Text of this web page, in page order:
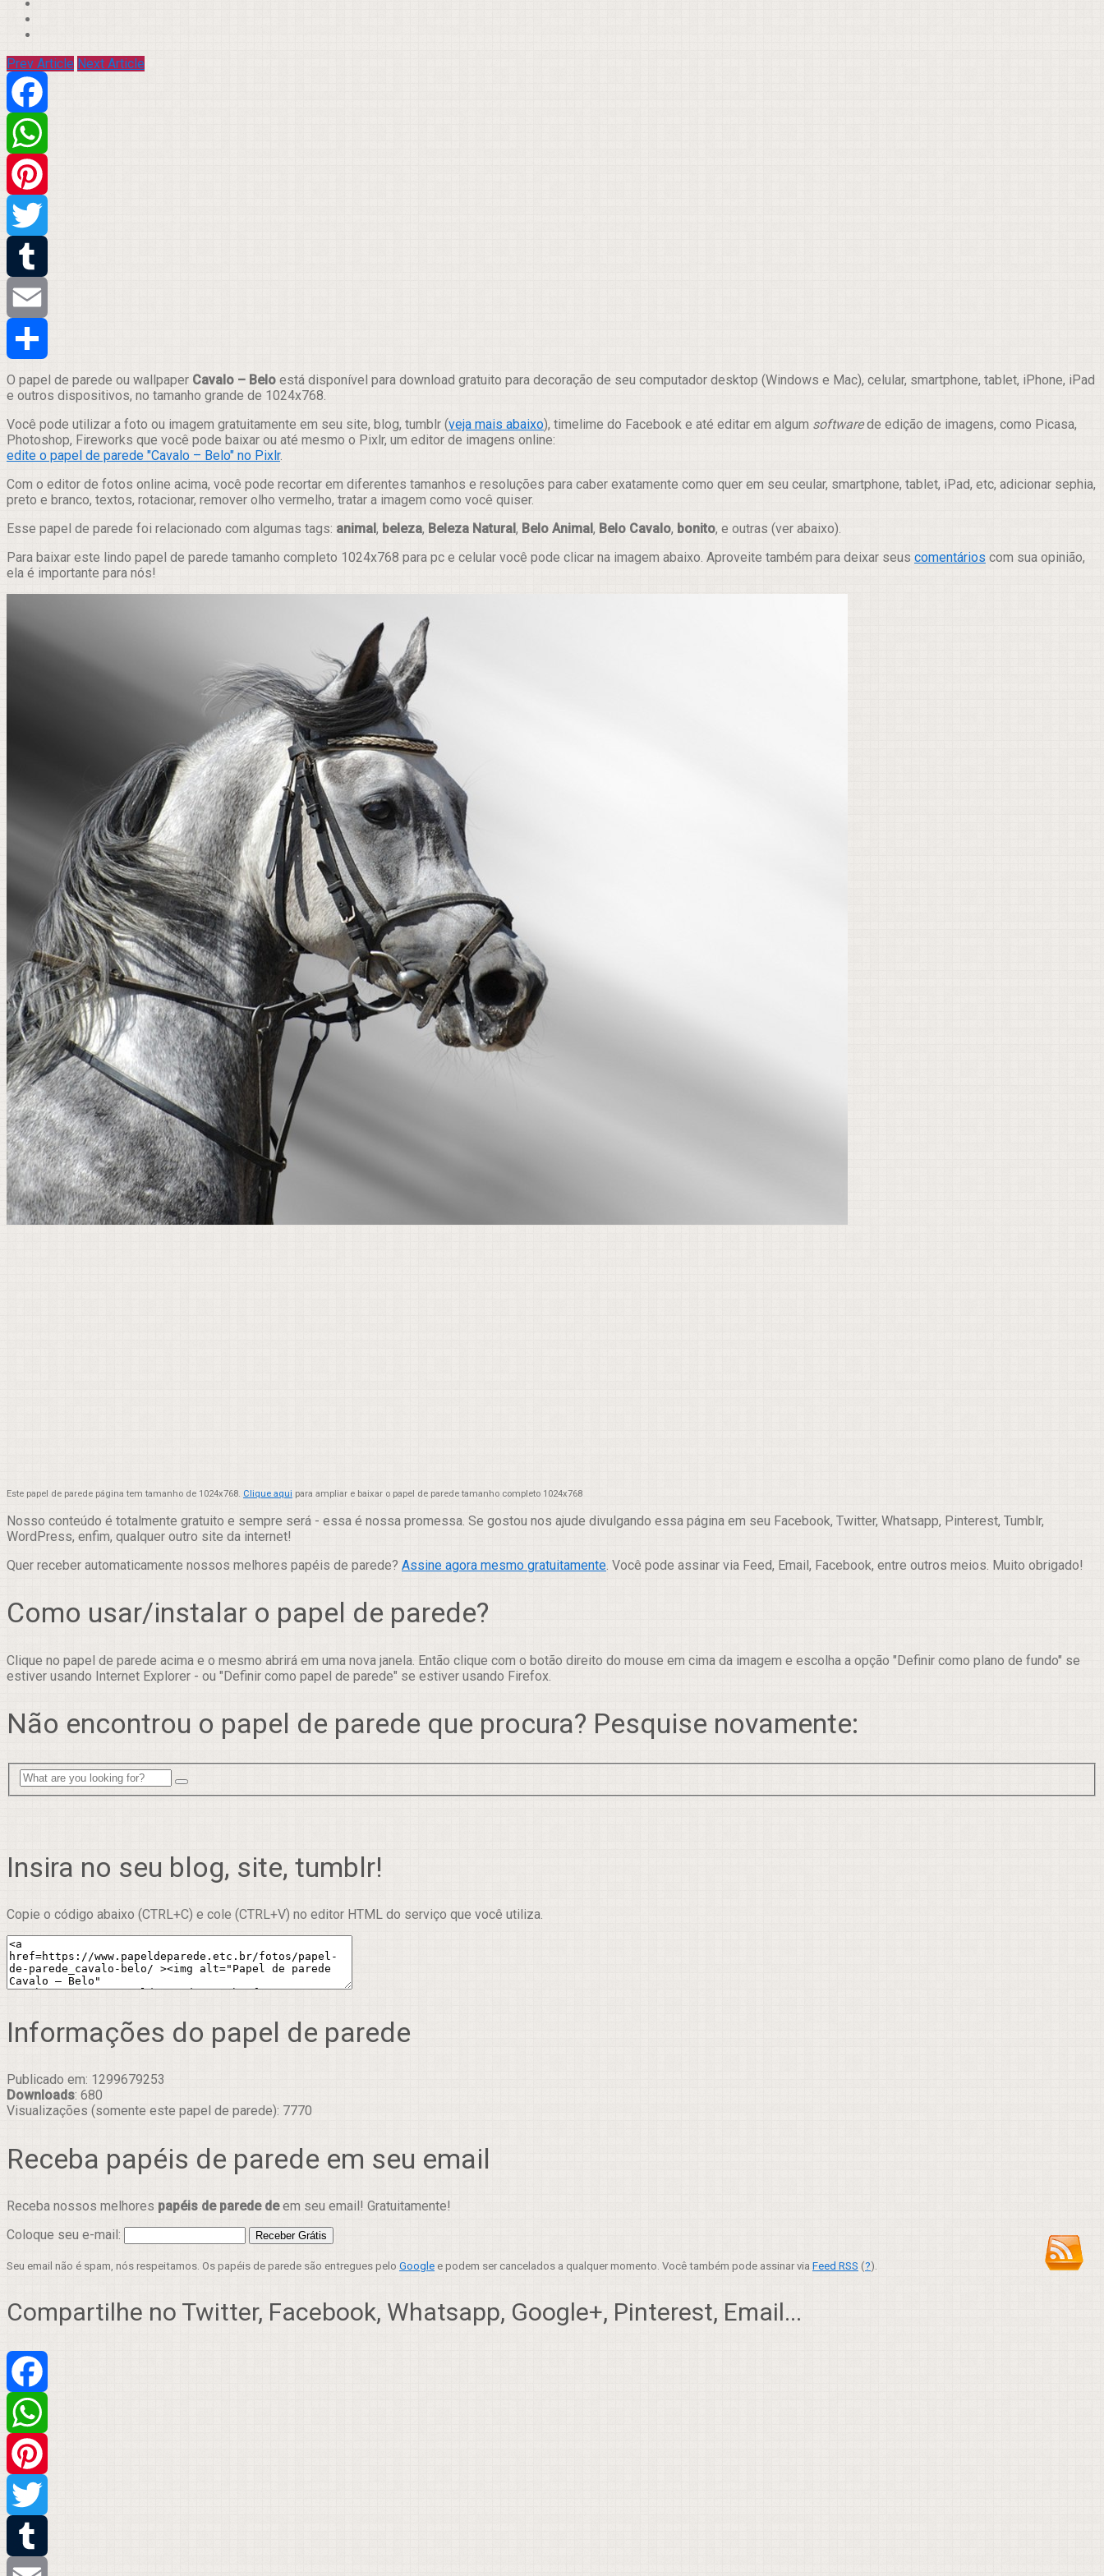
Prev Article Next Article
Facebook
WhatsApp
Pinterest
Twitter
Tumblr
Email
Compartilhar
O papel de parede ou wallpaper Cavalo – Belo está disponível para download gratuito para decoração de seu computador desktop (Windows e Mac), celular, smartphone, tablet, iPhone, iPad
e outros dispositivos, no tamanho grande de 1024x768.
Você pode utilizar a foto ou imagem gratuitamente em seu site, blog, tumblr (veja mais abaixo), timelime do Facebook e até editar em algum softwarede edição de imagens, como Picasa,
Photoshop, Fireworks que você pode baixar ou até mesmo o Pixlr, um editor de imagens online:
edite o papel de parede "Cavalo – Belo" no Pixlr.
Com o editor de fotos online acima, você pode recortar em diferentes tamanhos e resoluções para caber exatamente como quer em seu ceular, smartphone, tablet, iPad, etc, adicionar sephia,
preto e branco, textos, rotacionar, remover olho vermelho, tratar a imagem como você quiser.
Esse papel de parede foi relacionado com algumas tags: animal, beleza, Beleza Natural, Belo Animal, Belo Cavalo, bonito, e outras (ver abaixo).
Para baixar este lindo papel de parede tamanho completo 1024x768 para pc e celular você pode clicar na imagem abaixo. Aproveite também para deixar seus comentários com sua opinião,
ela é importante para nós!
Este papel de parede página tem tamanho de 1024x768. Clique aqui para ampliar e baixar o papel de parede tamanho completo 1024x768
Nosso conteúdo é totalmente gratuito e sempre será - essa é nossa promessa. Se gostou nos ajude divulgando essa página em seu Facebook, Twitter, Whatsapp, Pinterest, Tumblr,
WordPress, enfim, qualquer outro site da internet!
Quer receber automaticamente nossos melhores papéis de parede? Assine agora mesmo gratuitamente. Você pode assinar via Feed, Email, Facebook, entre outros meios. Muito obrigado!
Como usar/instalar o papel de parede?
Clique no papel de parede acima e o mesmo abrirá em uma nova janela. Então clique com o botão direito do mouse em cima da imagem e escolha a opção "Definir como plano de fundo" se
estiver usando Internet Explorer - ou "Definir como papel de parede" se estiver usando Firefox.
Não encontrou o papel de parede que procura? Pesquise novamente:
Insira no seu blog, site, tumblr!
Copie o código abaixo (CTRL+C) e cole (CTRL+V) no editor HTML do serviço que você utiliza.
Informações do papel de parede
Publicado em: 1299679253
Downloads: 680
Visualizações (somente este papel de parede): 7770
Receba papéis de parede em seu email
Receba nossos melhores papéis de parede deem seu email! Gratuitamente!
Coloque seu e-mail:
Seu email não é spam, nós respeitamos. Os papéis de parede são entregues pelo Google e podem ser cancelados a qualquer momento. Você também pode assinar via Feed RSS (?).
Compartilhe no Twitter, Facebook, Whatsapp, Google+, Pinterest, Email...
Facebook
WhatsApp
Pinterest
Twitter